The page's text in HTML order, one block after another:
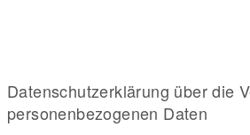
Datenschutzerklärung über die
personenbezogenen Daten